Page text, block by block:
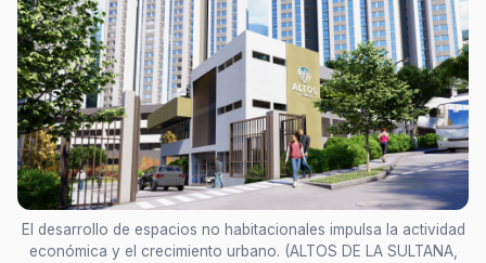
El desarrollo de espacios no habitacionales impulsa la actividad
económica y el crecimiento urbano. (ALTOS DE LA SULTANA,